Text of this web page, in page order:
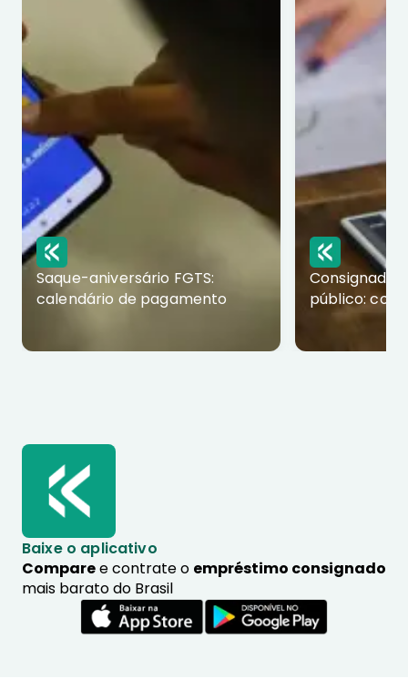
Saque-aniversário FGTS:
calendário de pagamento
Consignado
público:
Baixe o aplicativo
Comparee contrate o empréstimo consignado
mais barato do Brasil